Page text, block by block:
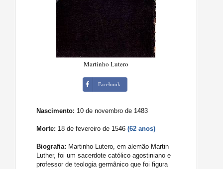
Martinho Lutero
Facebook
Nascimento: 10 de novembro de 1483
Morte: 18 de fevereiro de 1546(62 anos)
Biografia: Martinho Lutero, em alemão Martin
Luther, foi um sacerdote católico agostiniano e
professor de teologia germânico que foi figura